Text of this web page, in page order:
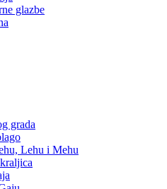
glazbe
grada
Lehu i Mehu